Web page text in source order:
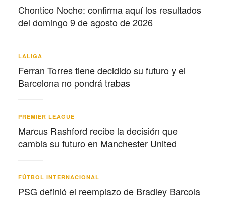
Chontico Noche: confirma aquí los resultados
del domingo 9 de agosto de 2026
LALIGA
Ferran Torres tiene decidido su futuro y el
Barcelona no pondrá trabas
PREMIER LEAGUE
Marcus Rashford recibe la decisión que
cambia su futuro en Manchester United
FÚTBOL INTERNACIONAL
PSG definió el reemplazo de Bradley Barcola